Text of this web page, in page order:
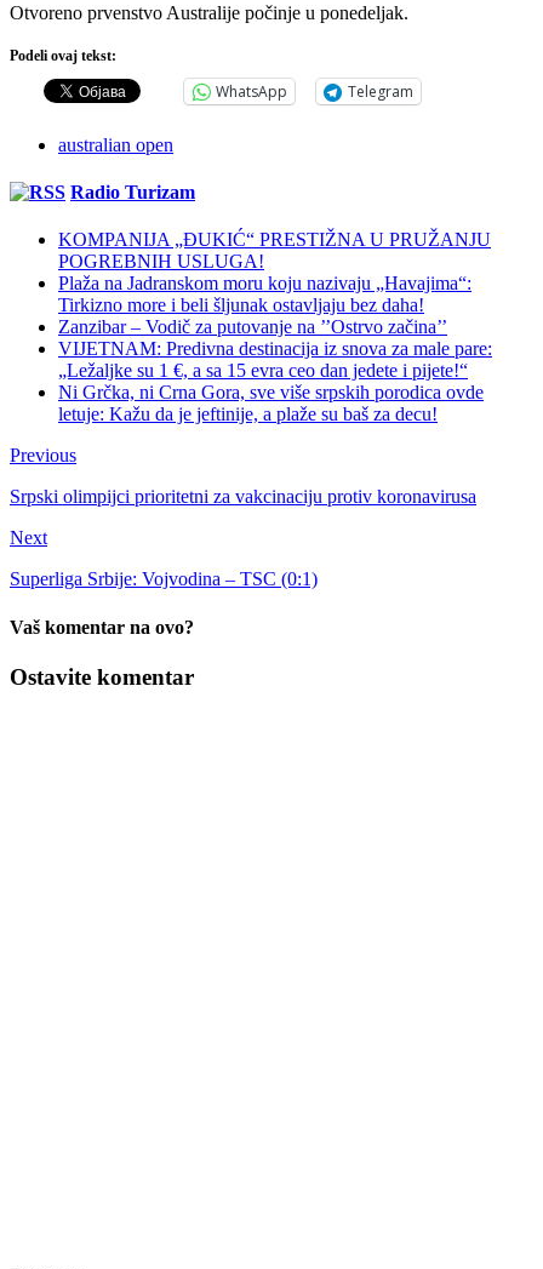
Otvoreno prvenstvo Australije počinje u ponedeljak.
Podeli ovaj tekst:
WhatsApp Telegram
australian open
Radio Turizam
KOMPANIJA „ĐUKIĆ“ PRESTIŽNA U PRUŽANJU
POGREBNIH USLUGA!
Plaža na Jadranskom moru koju nazivaju „Havajima“:
Tirkizno more i beli šljunak ostavljaju bez daha!
Zanzibar – Vodič za putovanje na ’’Ostrvo začina’’
VIJETNAM: Predivna destinacija iz snova za male pare:
„Ležaljke su 1 €, a sa 15 evra ceo dan jedete i pijete!“
Ni Grčka, ni Crna Gora, sve više srpskih porodica ovde
letuje: Kažu da je jeftinije, a plaže su baš za decu!
Previous
Srpski olimpijci prioritetni za vakcinaciju protiv koronavirusa
Next
Superliga Srbije: Vojvodina – TSC (0:1)
Vaš komentar na ovo?
Ostavite komentar